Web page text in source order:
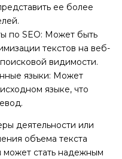
ее более
по SEO: Может быть
текстов на веб-
видимости.
языки: Может
языке, что
деятельности или
объема текста
стать надежным